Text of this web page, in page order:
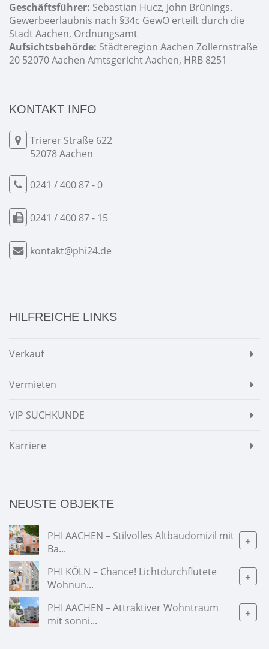
Geschäftsführer: Sebastian Hucz, John Brünings.
Gewerbeerlaubnis nach §34c GewO erteilt durch die
Stadt Aachen, Ordnungsamt
Aufsichtsbehörde: Städteregion Aachen Zollernstraße
20 52070 Aachen Amtsgericht Aachen, HRB 8251
KONTAKT INFO
Trierer Straße 622
52078 Aachen
0241 / 400 87 - 0
0241 / 400 87 - 15
kontakt@phi24.de
HILFREICHE LINKS
Verkauf
Vermieten
VIP SUCHKUNDE
Karriere
NEUSTE OBJEKTE
PHI AACHEN – Stilvolles Altbaudomizil mit
Ba...
+
PHI KÖLN – Chance! Lichtdurchflutete
Wohnun...
+
PHI AACHEN – Attraktiver Wohntraum
mit sonni...
+